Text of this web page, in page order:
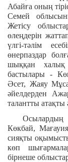
Абайға оның
Семей
Жетісу
өлеңдерін
үлгі-тәлім
өнерпаздар
шыққан
бастылары -
Әсет, Жаяу
әйелдерден
талантты
Осылардың
Көкбай,
сияқты
көп
бірнеше